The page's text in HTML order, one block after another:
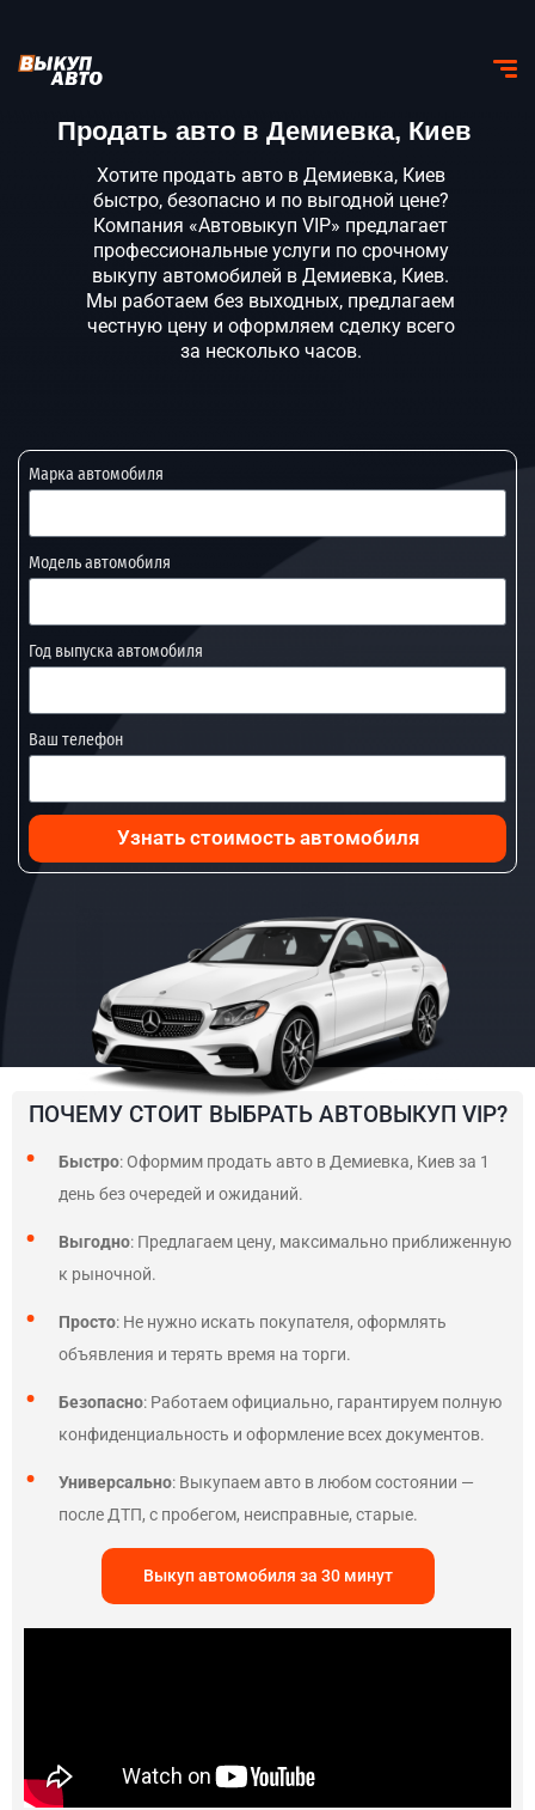
Продать авто в Демиевка, Киев
Хотите продать авто в Демиевка, Киев
быстро, безопасно и по выгодной цене?
Компания «Автовыкуп VIP» предлагает
профессиональные услуги по срочному
выкупу автомобилей в Демиевка, Киев.
Мы работаем без выходных, предлагаем
честную цену и оформляем сделку всего
за несколько часов.
Марка автомобиля
Модель автомобиля
Год выпуска автомобиля
Ваш телефон
Узнать стоимость автомобиля
ПОЧЕМУ СТОИТ ВЫБРАТЬ АВТОВЫКУП VIP?
Быстро: Оформим продать авто в Демиевка, Киев за 1
день без очередей и ожиданий.
Выгодно: Предлагаем цену, максимально приближенную
к рыночной.
Просто: Не нужно искать покупателя, оформлять
объявления и терять время на торги.
Безопасно: Работаем официально, гарантируем полную
конфиденциальность и оформление всех документов.
Универсально: Выкупаем авто в любом состоянии —
после ДТП, с пробегом, неисправные, старые.
Выкуп автомобиля за 30 минут